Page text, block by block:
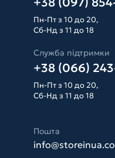
Пн-Пт з 10 до 20,
Сб-Нд з 11 до 18
Служба підтримки
+38 (066)
Пн-Пт з 10 до 20,
Сб-Нд з 11 до 18
Пошта